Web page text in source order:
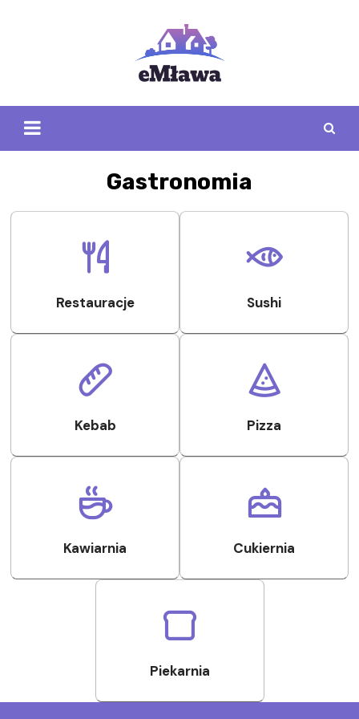
Gastronomia
Restauracje Sushi
Kebab Pizza
Kawiarnia Cukiernia
Piekarnia